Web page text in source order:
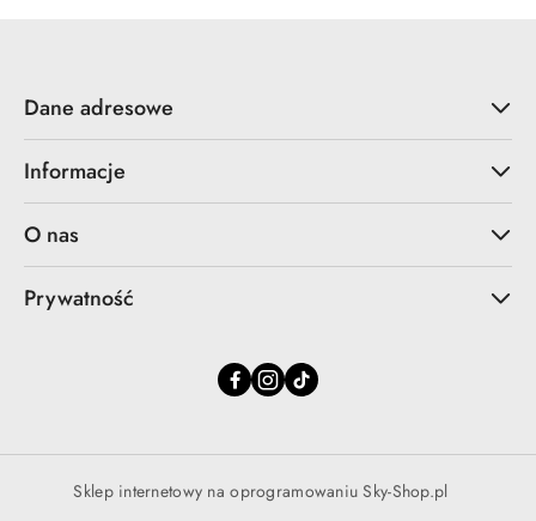
Dane adresowe
Informacje
O nas
Prywatność
Sklep internetowy na oprogramowaniu Sky-Shop.pl